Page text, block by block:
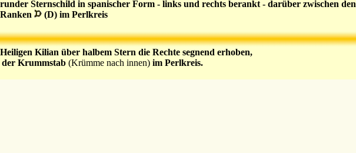
Sternschild in spanischer Form - links und rechts berankt - darüber zwischen den
(D) im Perlkreis
Kilian über halbem Stern die Rechte segnend erhoben,
Krummstab (Krümme nach innen) im Perlkreis.